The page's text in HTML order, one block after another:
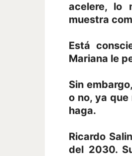
acelere, lo
muestra
Está
Mariana le
Sin
o no, ya
haga.
Ricardo
del 2030.